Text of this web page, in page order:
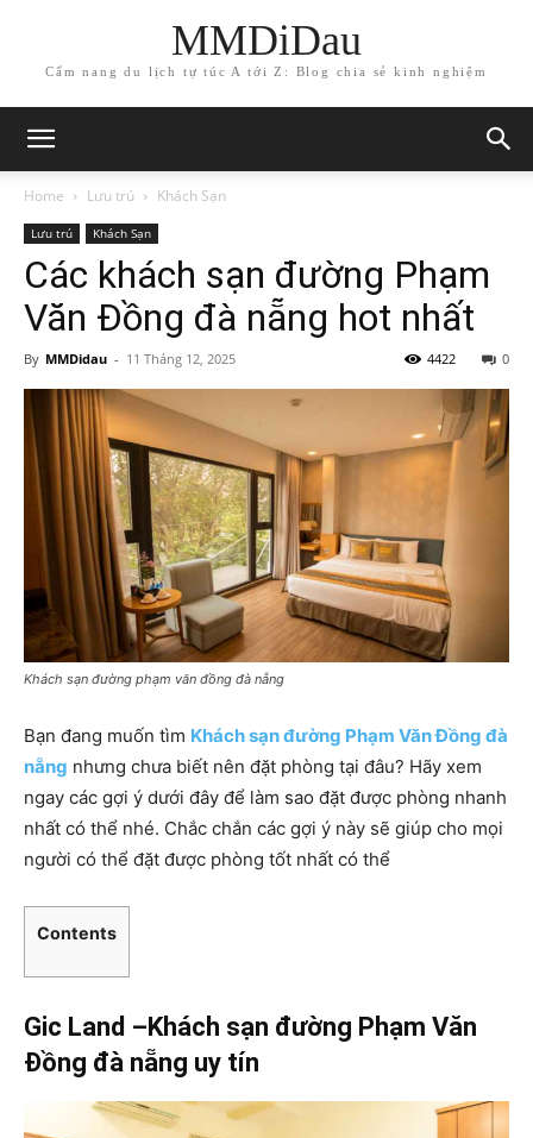
MMDiDau
Cẩm nang du lịch tự túc A tới Z: Blog chia sẻ kinh nghiệm
Home Lưu trú Khách Sạn
Lưu trú Khách Sạn
Các khách sạn đường Phạm
Văn Đồng đà nẵng hot nhất
By MMDidau - 11 Tháng 12, 2025 0
4422
Khách sạn đường phạm văn đồng đà nẵng
Bạn đang muốn tìm Khách sạn đường Phạm Văn Đồng đà
nẵng nhưng chưa biết nên đặt phòng tại đâu? Hãy xem
ngay các gợi ý dưới đây để làm sao đặt được phòng nhanh
nhất có thể nhé. Chắc chắn các gợi ý này sẽ giúp cho mọi
người có thể đặt được phòng tốt nhất có thể
Contents
Gic Land –Khách sạn đường Phạm Văn
Đồng đà nẵng uy tín